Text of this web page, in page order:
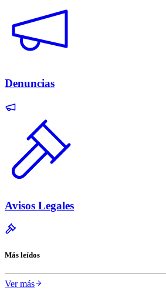
Denuncias
Avisos Legales
Más leídos
Ver más